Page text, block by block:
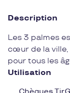
Description
Les 3 palmes
cœur de la
pour tous les
diffusant une
Utilisation